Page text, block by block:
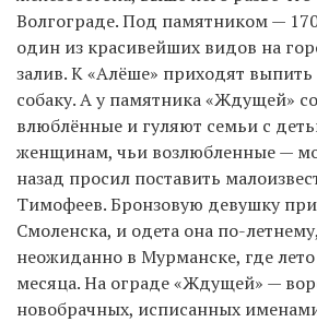
Волгограде. Под памятником —
один из красивейших видов на
залив. К «Алёше» приходят
собаку. А у памятника «Ждущей»
влюблённые и гуляют семьи с
женщинам, чьи возлюбленные —
назад просил поставить
Тимофеев. Бронзовую девушку
Смоленска, и одета она по-
неожиданно в Мурманске, где
месяца. На ограде «Ждущей» —
новобрачных, исписанных